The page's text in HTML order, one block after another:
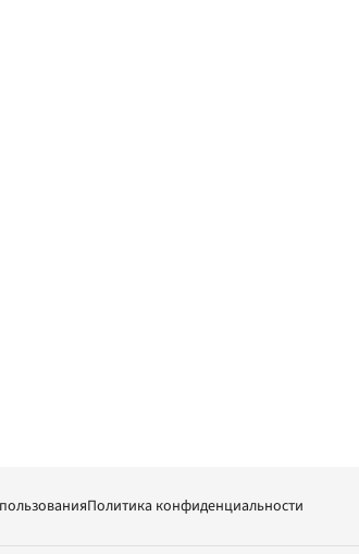
Политика конфиденциальности